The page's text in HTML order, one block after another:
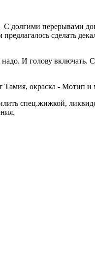
долгими перерывами
сделать
И голову
Тамия, окраска - Мотип
спец.жижкой,